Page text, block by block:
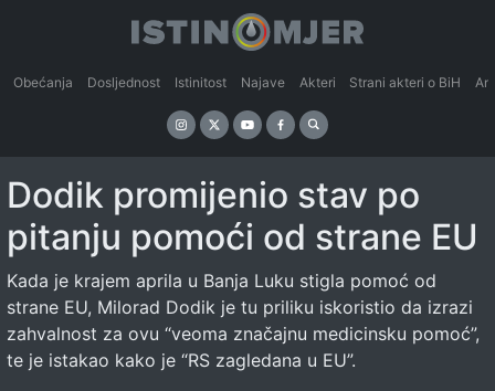
Obećanja Dosljednost Istinitost Najave Akteri Strani akteri o BiH
Dodik promijenio stav po
pitanju pomoći od strane EU
Kada je krajem aprila u Banja Luku stigla pomoć od
strane EU, Milorad Dodik je tu priliku iskoristio da izrazi
zahvalnost za ovu “veoma značajnu medicinsku pomoć”,
te je istakao kako je “RS zagledana u EU”.